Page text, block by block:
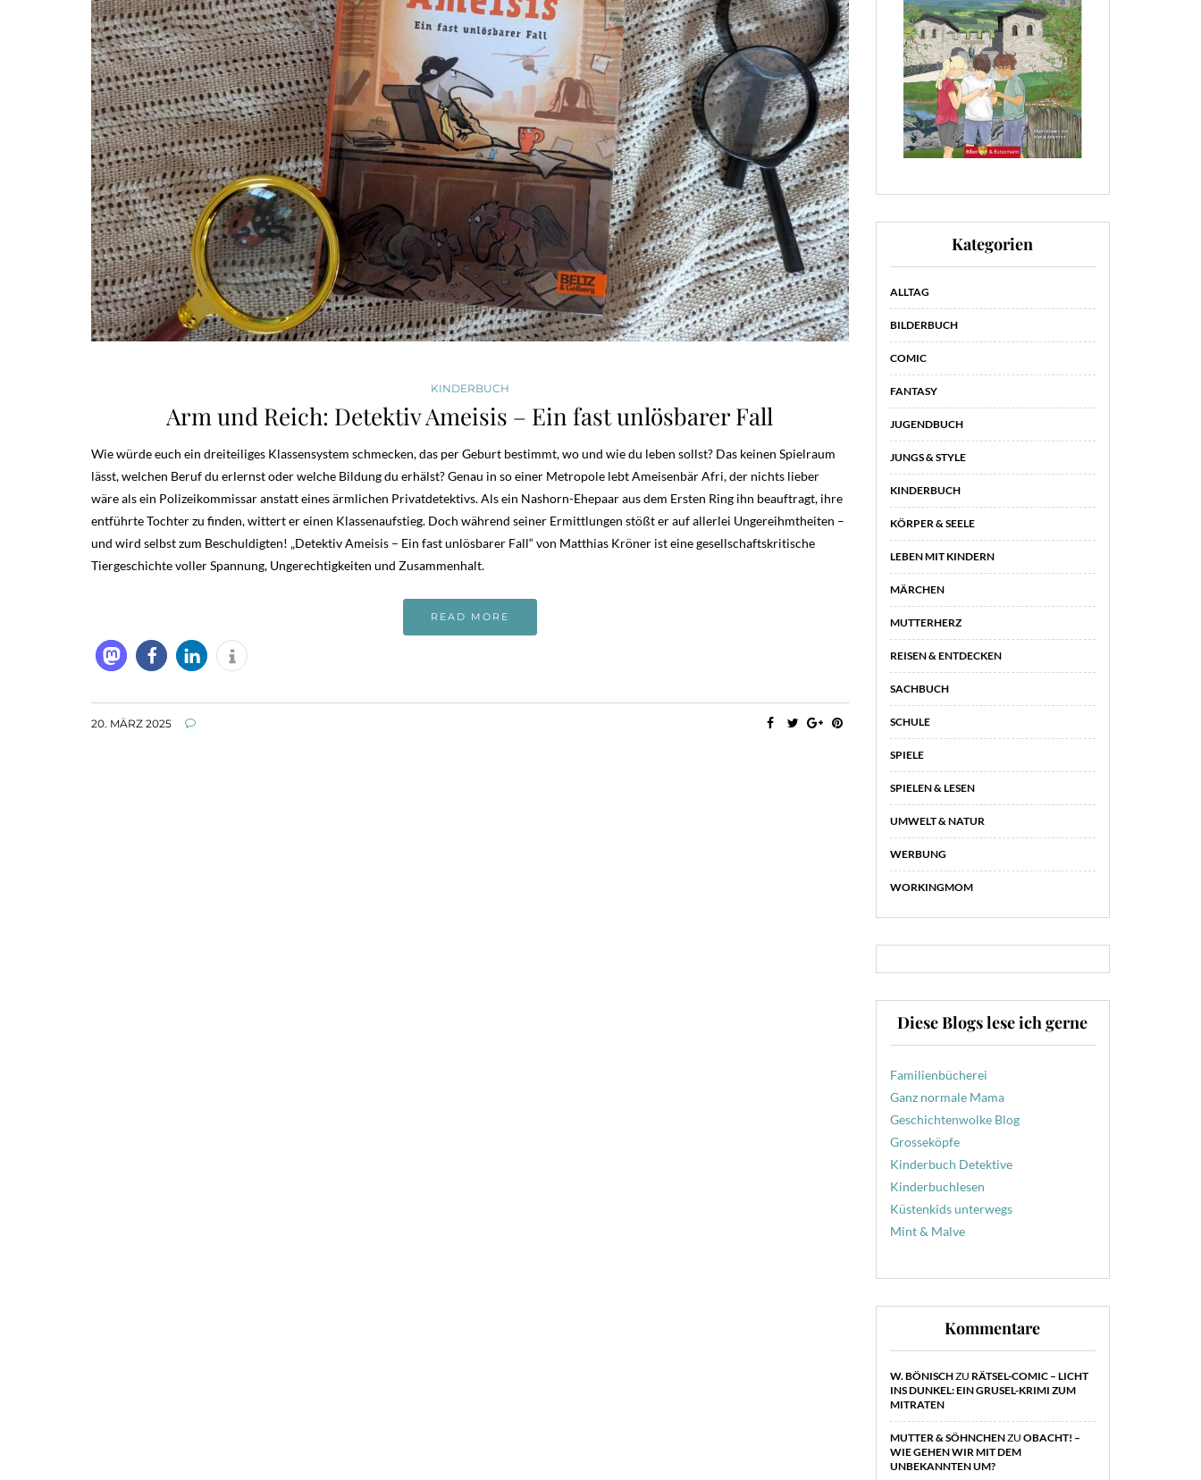
KINDERBUCH
Arm und Reich: Detektiv Ameisis – Ein fast unlösbarer Fall
Wie würde euch ein dreiteiliges Klassensystem schmecken, das per Geburt bestimmt, wo und wie du leben sollst? Das keinen Spielraum
lässt, welchen Beruf du erlernst oder welche Bildung du erhälst? Genau in so einer Metropole lebt Ameisenbär Afri, der nichts lieber
wäre als ein Polizeikommissar anstatt eines ärmlichen Privatdetektivs. Als ein Nashorn-Ehepaar aus dem Ersten Ring ihn beauftragt, ihre
entführte Tochter zu finden, wittert er einen Klassenaufstieg. Doch während seiner Ermittlungen stößt er auf allerlei Ungereihmtheiten –
und wird selbst zum Beschuldigten! „Detektiv Ameisis – Ein fast unlösbarer Fall“ von Matthias Kröner ist eine gesellschaftskritische
Tiergeschichte voller Spannung, Ungerechtigkeiten und Zusammenhalt.
READ MORE
20. MÄRZ 2025
Kategorien
ALLTAG
BILDERBUCH
COMIC
FANTASY
JUGENDBUCH
JUNGS & STYLE
KINDERBUCH
KÖRPER & SEELE
LEBEN MIT KINDERN
MÄRCHEN
MUTTERHERZ
REISEN & ENTDECKEN
SACHBUCH
SCHULE
SPIELE
SPIELEN & LESEN
UMWELT & NATUR
WERBUNG
WORKINGMOM
Diese Blogs lese ich gerne
Familienbücherei
Ganz normale Mama
Geschichtenwolke Blog
Grosseköpfe
Kinderbuch Detektive
Kinderbuchlesen
Küstenkids unterwegs
Mint & Malve
Kommentare
W. BÖNISCHZU RÄTSEL-COMIC – LICHT
INS DUNKEL: EIN GRUSEL-KRIMI ZUM
MITRATEN
MUTTER & SÖHNCHENZU OBACHT! –
WIE GEHEN WIR MIT DEM
UNBEKANNTEN UM?